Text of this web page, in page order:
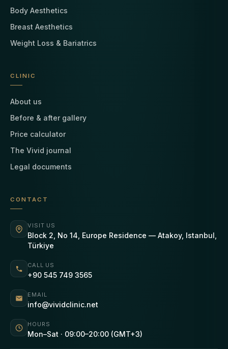
Body Aesthetics
Breast Aesthetics
Weight Loss & Bariatrics
CLINIC
About us
Before & after gallery
Price calculator
The Vivid journal
Legal documents
CONTACT
VISIT US
Block 2, No 14, Europe Residence — Atakoy, Istanbul,
Türkiye
CALL US
+90 545 749 3565
EMAIL
info@vividclinic.net
HOURS
Mon–Sat · 09:00–20:00 (GMT+3)